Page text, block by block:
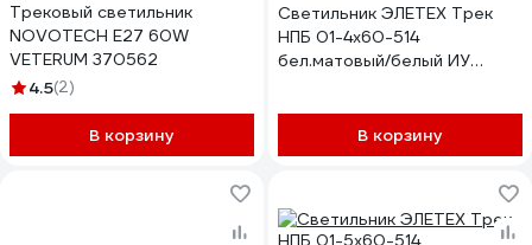
Трековый светильник
NOVOTECH E27 60W
VETERUM 370562
4.5(2)
В корзину
Светильник ЭЛЕТЕХ Трек
НПБ 01-4x60-514
бел.матовый/белый ИУ
В корзину